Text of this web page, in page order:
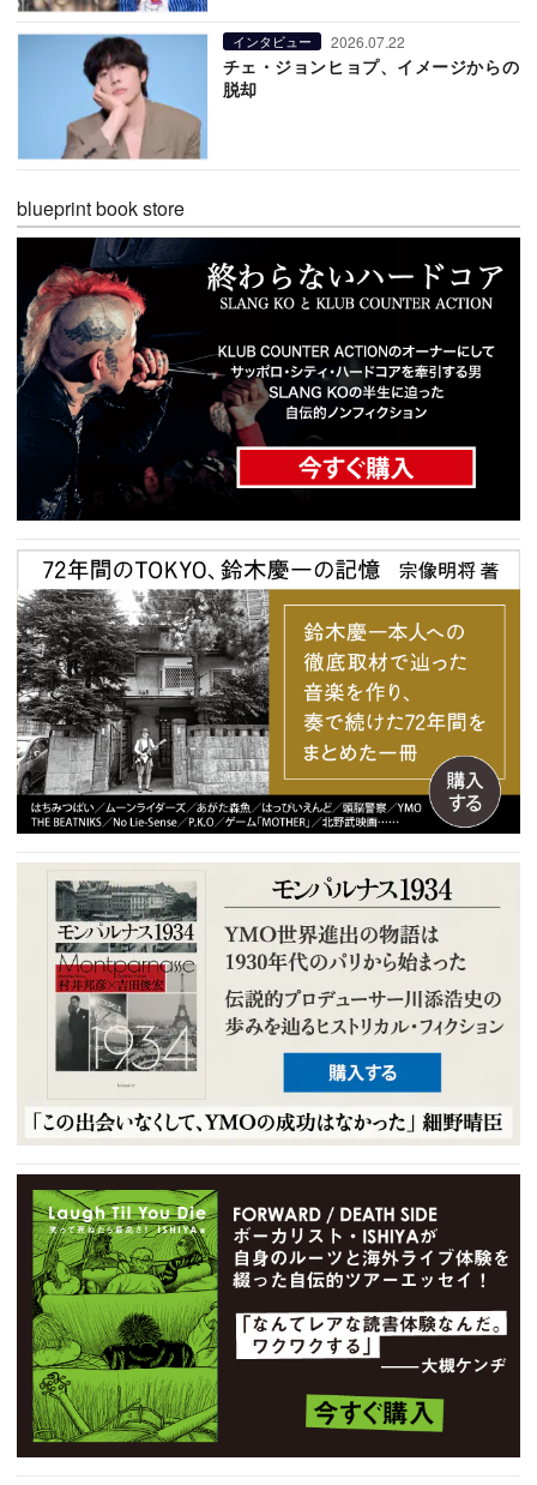
インタビュー 2026.07.22
チェ・ジョンヒョプ、イメージからの
脱却
blueprint book store